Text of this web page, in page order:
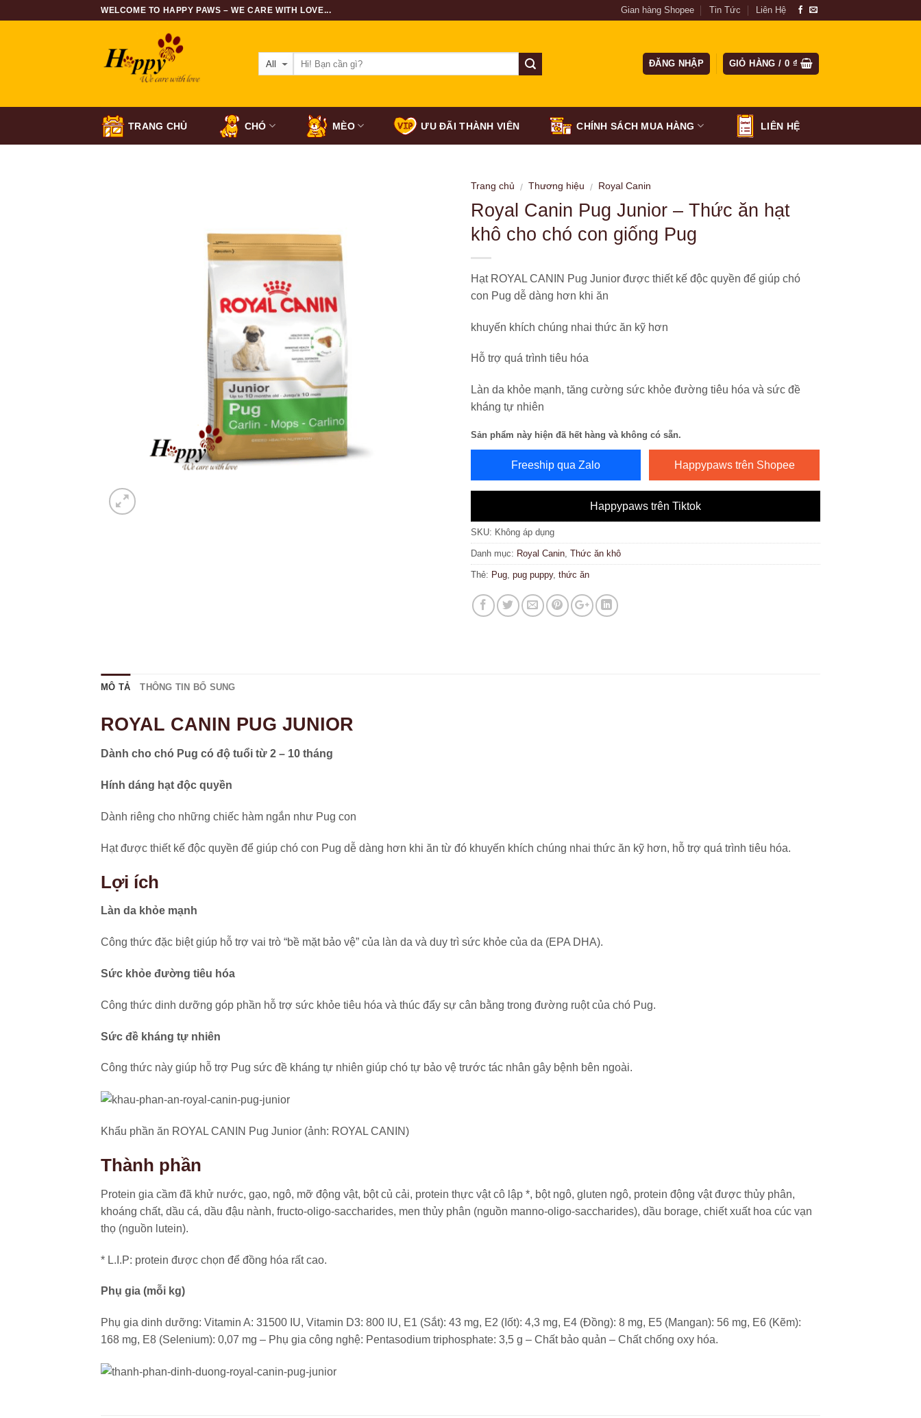
WELCOME TO HAPPY PAWS – WE CARE WITH LOVE... Gian hàng Shopee Tin Tức Liên Hệ
ĐĂNG NHẬP GIỎ HÀNG / 0 ₫
TRANG CHỦ CHÓ MÈO ƯU ĐÃI THÀNH VIÊN CHÍNH SÁCH MUA HÀNG LIÊN HỆ
Trang chủ / Thương hiệu / Royal Canin
Royal Canin Pug Junior – Thức ăn hạt
khô cho chó con giống Pug
Hạt ROYAL CANIN Pug Junior được thiết kế độc quyền để giúp chó
con Pug dễ dàng hơn khi ăn
khuyến khích chúng nhai thức ăn kỹ hơn
Hỗ trợ quá trình tiêu hóa
Làn da khỏe mạnh, tăng cường sức khỏe đường tiêu hóa và sức đề
kháng tự nhiên
Sản phẩm này hiện đã hết hàng và không có sẵn.
Freeship qua Zalo Happypaws trên Shopee
Happypaws trên Tiktok
SKU: Không áp dụng
Danh mục: Royal Canin Thức ăn khô
Thẻ: Pug pug puppy, thức ăn
MÔ TẢ THÔNG TIN BỔ SUNG
ROYAL CANIN PUG JUNIOR
Dành cho chó Pug có độ tuổi từ 2 – 10 tháng
Hính dáng hạt độc quyền
Dành riêng cho những chiếc hàm ngắn như Pug con
Hạt được thiết kế độc quyền để giúp chó con Pug dễ dàng hơn khi ăn từ đó khuyến khích chúng nhai thức ăn kỹ hơn, hỗ trợ quá trình tiêu hóa.
Lợi ích
Làn da khỏe mạnh
Công thức đặc biệt giúp hỗ trợ vai trò “bề mặt bảo vệ” của làn da và duy trì sức khỏe của da (EPA DHA).
Sức khỏe đường tiêu hóa
Công thức dinh dưỡng góp phần hỗ trợ sức khỏe tiêu hóa và thúc đẩy sự cân bằng trong đường ruột của chó Pug.
Sức đề kháng tự nhiên
Công thức này giúp hỗ trợ Pug sức đề kháng tự nhiên giúp chó tự bảo vệ trước tác nhân gây bệnh bên ngoài.
Khẩu phần ăn ROYAL CANIN Pug Junior (ảnh: ROYAL CANIN)
Thành phần
Protein gia cầm đã khử nước, gạo, ngô, mỡ động vật, bột củ cải, protein thực vật cô lập *, bột ngô, gluten ngô, protein động vật được thủy phân,
khoáng chất, dầu cá, dầu đậu nành, fructo-oligo-saccharides, men thủy phân (nguồn manno-oligo-saccharides), dầu borage, chiết xuất hoa cúc vạn
thọ (nguồn lutein).
* L.I.P: protein được chọn để đồng hóa rất cao.
Phụ gia (mỗi kg)
Phụ gia dinh dưỡng: Vitamin A: 31500 IU, Vitamin D3: 800 IU, E1 (Sắt): 43 mg, E2 (Iốt): 4,3 mg, E4 (Đồng): 8 mg, E5 (Mangan): 56 mg, E6 (Kẽm):
168 mg, E8 (Selenium): 0,07 mg – Phụ gia công nghệ: Pentasodium triphosphate: 3,5 g – Chất bảo quản – Chất chống oxy hóa.